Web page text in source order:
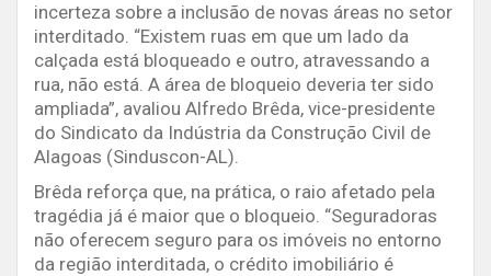
incerteza sobre a inclusão de novas áreas no setor
interditado. “Existem ruas em que um lado da
calçada está bloqueado e outro, atravessando a
rua, não está. A área de bloqueio deveria ter sido
ampliada”, avaliou Alfredo Brêda, vice-presidente
do Sindicato da Indústria da Construção Civil de
Alagoas (Sinduscon-AL).
Brêda reforça que, na prática, o raio afetado pela
tragédia já é maior que o bloqueio. “Seguradoras
não oferecem seguro para os imóveis no entorno
da região interditada, o crédito imobiliário é